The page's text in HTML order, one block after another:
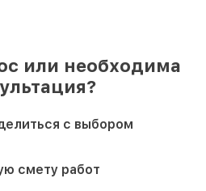
или необходима
с выбором
смету работ